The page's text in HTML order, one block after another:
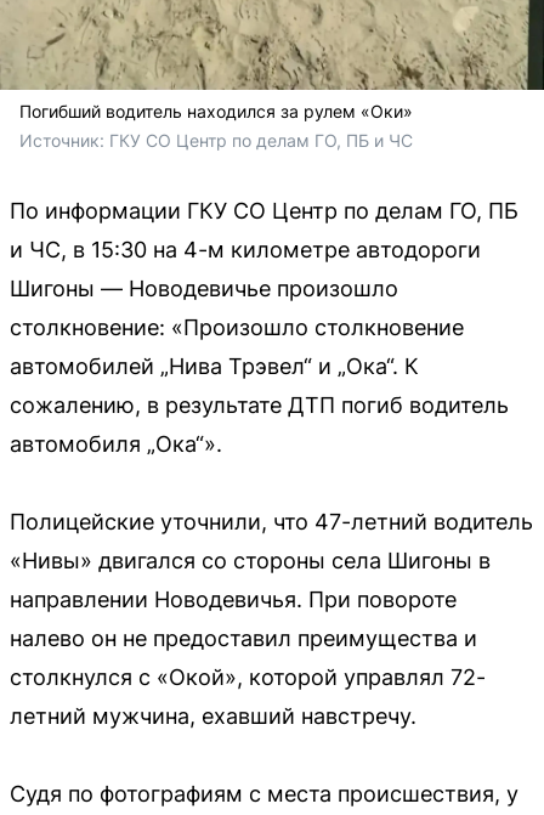
Погибший водитель находился за рулем «Оки»
Источник: ГКУ СО Центр по делам ГО, ПБ и ЧС
По информации ГКУ СО Центр по делам ГО, ПБ
и ЧС, в 15:30 на 4-м километре автодороги
Шигоны — Новодевичье произошло
столкновение: «Произошло столкновение
автомобилей „Нива Трэвел“ и „Ока“. К
сожалению, в результате ДТП погиб водитель
автомобиля „Ока“».
Полицейские уточнили, что 47-летний водитель
«Нивы» двигался со стороны села Шигоны в
направлении Новодевичья. При повороте
налево он не предоставил преимущества и
столкнулся с «Окой», которой управлял 72-
летний мужчина, ехавший навстречу.
Судя по фотографиям с места происшествия, у